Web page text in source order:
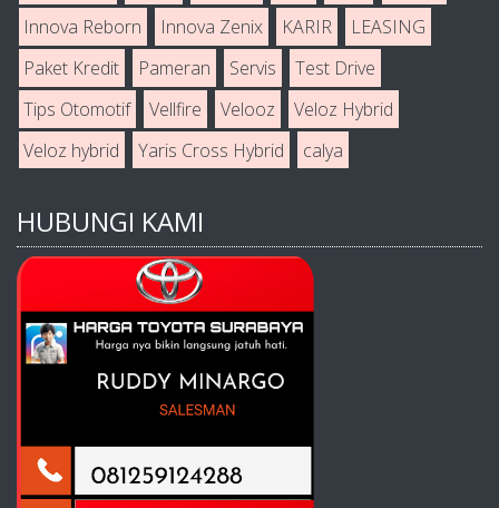
Innova Reborn
Innova Zenix KARIR
LEASING
Paket Kredit
Pameran Servis
Test Drive
Tips Otomotif
Vellfire Velooz
Veloz Hybrid
Veloz hybrid
Yaris Cross Hybrid calya
HUBUNGI KAMI